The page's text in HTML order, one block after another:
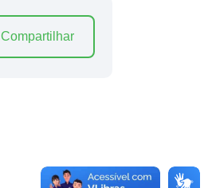
Compartilhar